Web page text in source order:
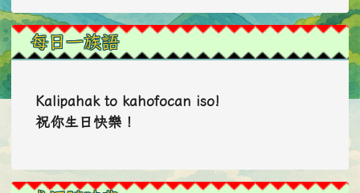
每日一族語
Kalipahak to kahofocan iso!
祝你生日快樂！